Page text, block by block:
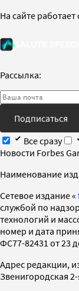
На сайте работает
Рассылка:
Подписаться
Все сразу
Новости Forbes
Наименование
Cетевое издание «
службой по
технологий и
номер и дата
ФС77-82431 от 23
Адрес редакции,
Звенигородская 2-